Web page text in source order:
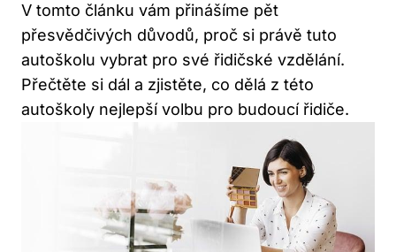
V tomto článku vám přinášíme pět
přesvědčivých důvodů, proč si právě tuto
autoškolu vybrat pro své řidičské vzdělání.
Přečtěte si dál a zjistěte, co dělá z této
autoškoly nejlepší volbu pro budoucí řidiče.